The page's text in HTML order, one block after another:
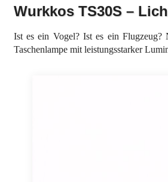
Wurkkos TS30S –
Ist es ein Vogel? Ist es ein
Taschenlampe mit leistungsstarker